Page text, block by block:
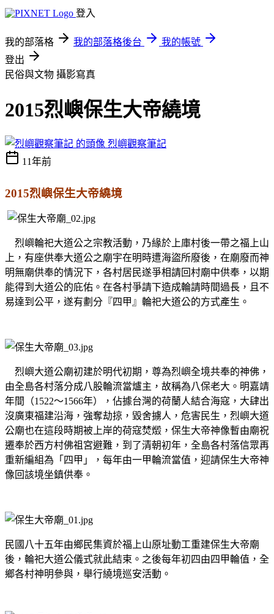
登入
我的部落格 我的部落格後台
我的帳號
登出
民俗與文物 攝影寫真
2015烈嶼保生大帝繞境
烈嶼觀察筆記
11年前
2015烈嶼保生大帝繞境
烈嶼輪祀大道公之宗教活動，乃緣於上庫村後一帶之福上山
上，有座供奉大道公之廟宇在明時遭海盜所廢後，在廟廢而神
明無廟供奉的情況下，各村居民遂爭相請回村廟中供奉，以期
能得到大道公的庇佑。在各村爭請下造成輪請時間過長，且不
易達到公平，遂有劃分『四甲』輪祀大道公的方式產生。
烈嶼大道公廟初建於明代初期，尊為烈嶼全境共奉的神佛，
由全島各村落分成八股輪流當爐主，故稱為八保老大。明嘉靖
年間（1522～1566年），佔據台灣的荷蘭人結合海寇，大肆出
沒廣東福建沿海，強奪劫掠，毀舍擄人，危害民生，烈嶼大道
公廟也在這段時期被上岸的荷寇焚燬，保生大帝神像暫由廟祝
遷奉於西方村佛祖宮避難，到了清朝初年，全島各村落信眾再
重新編組為「四甲」，每年由一甲輪流當值，迎請保生大帝神
像回該境坐鎮供奉。
民國八十五年由鄉民集資於福上山原址動工重建保生大帝廟
後，輪祀大道公儀式就此結束。之後每年初四由四甲輪值，全
鄉各村神明參與，舉行繞境巡安活動。